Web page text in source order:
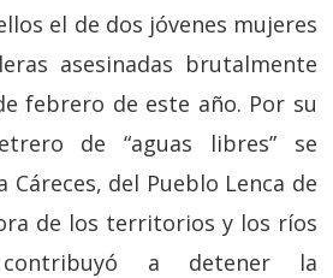
el de dos jóvenes mujeres
asesinadas brutalmente
febrero de este año. Por su
de “aguas libres” se
Cáreces, del Pueblo Lenca de
de los territorios y los ríos
a detener la